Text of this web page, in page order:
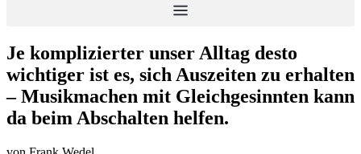
Je komplizierter unser Alltag desto
wichtiger ist es, sich Auszeiten zu erhalten
– Musikmachen mit Gleichgesinnten kann
da beim Abschalten helfen.